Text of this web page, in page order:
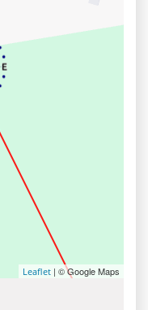
Leaflet | © Google Maps